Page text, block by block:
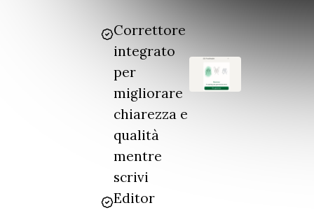
Correttore
integrato
per
migliorare
chiarezza e
qualità
mentre
scrivi
Editor